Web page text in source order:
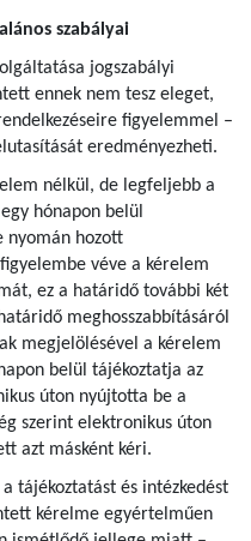
szabályai
jogszabályi
ennek nem tesz eleget,
figyelemmel –
eredményezheti.
nélkül, de legfeljebb a
hónapon belül
nyomán hozott
véve a kérelem
ez a határidő további két
meghosszabbításáról
megjelölésével a kérelem
belül tájékoztatja az
úton nyújtotta be a
szerint elektronikus úton
azt másként kéri.
tájékoztatást és intézkedést
kérelme egyértelműen